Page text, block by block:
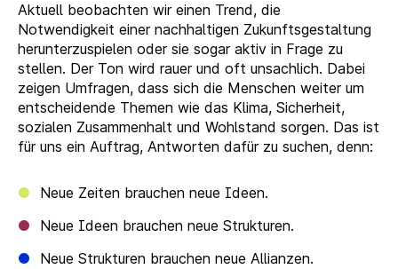
Aktuell beobachten wir einen Trend, die
Notwendigkeit einer nachhaltigen Zukunftsgestaltung
herunterzuspielen oder sie sogar aktiv in Frage zu
stellen. Der Ton wird rauer und oft unsachlich. Dabei
zeigen Umfragen, dass sich die Menschen weiter um
entscheidende Themen wie das Klima, Sicherheit,
sozialen Zusammenhalt und Wohlstand sorgen. Das ist
für uns ein Auftrag, Antworten dafür zu suchen, denn:
Neue Zeiten brauchen neue Ideen.
Neue Ideen brauchen neue Strukturen.
Neue Strukturen brauchen neue Allianzen.